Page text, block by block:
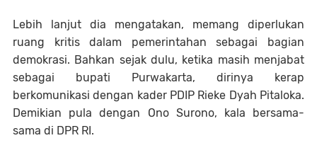
Lebih lanjut dia mengatakan, memang diperlukan
ruang kritis dalam pemerintahan sebagai bagian
demokrasi. Bahkan sejak dulu, ketika masih menjabat
sebagai bupati Purwakarta, dirinya kerap
berkomunikasi dengan kader PDIP Rieke Dyah Pitaloka.
Demikian pula dengan Ono Surono, kala bersama-
sama di DPR RI.